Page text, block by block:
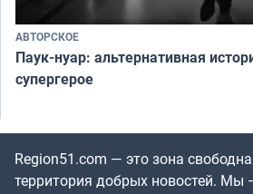
АВТОРСКОЕ
Паук-нуар: альтернативная
супергерое
Region51.com — это зона
территория добрых новостей. Мы